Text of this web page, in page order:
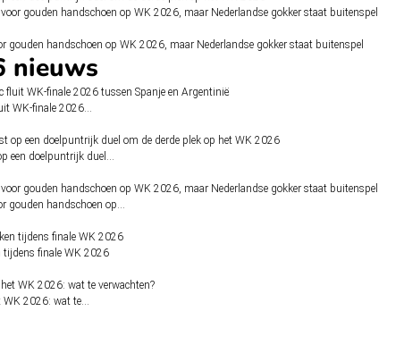
gouden handschoen op WK 2026, maar Nederlandse gokker staat buitenspel
nieuws
WK-finale 2026…
een doelpuntrijk duel…
gouden handschoen op…
tijdens finale WK 2026
WK 2026: wat te…